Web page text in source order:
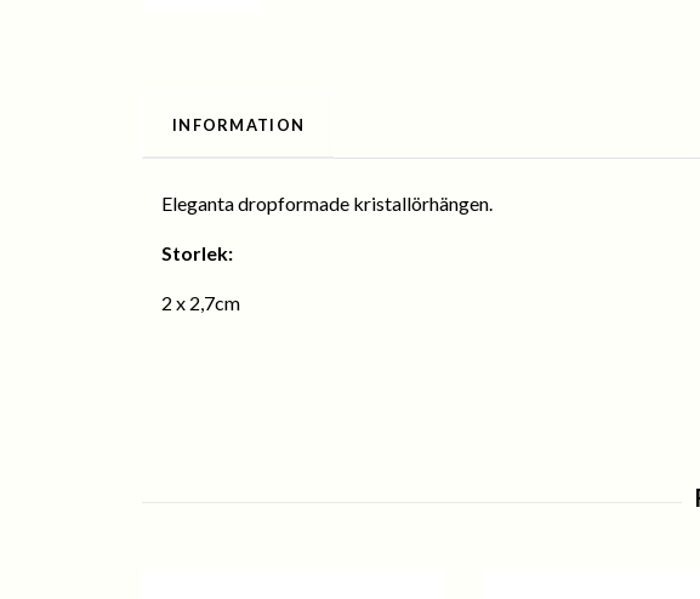
INFORMATION
Eleganta dropformade kristallörhängen.
Storlek:
2 x 2,7cm